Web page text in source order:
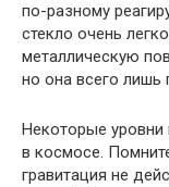
по-разному
стекло очень
металлическую
но она всего лишь
Некоторые уровни
в космосе.
гравитация не